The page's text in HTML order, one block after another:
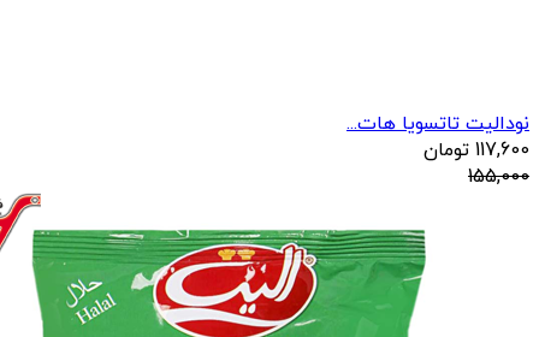
نودالیت تاتسویا هات...
117,600 تومان
155,000